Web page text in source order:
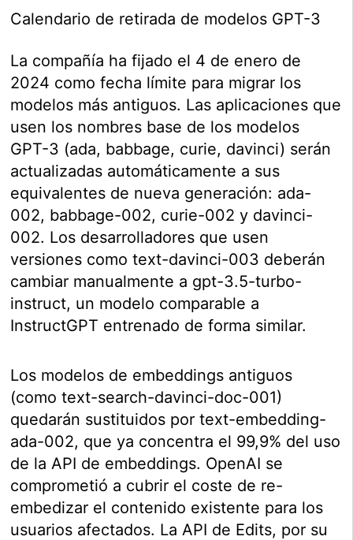
Calendario de retirada de modelos GPT-3
La compañía ha fijado el 4 de enero de
2024 como fecha límite para migrar los
modelos más antiguos. Las aplicaciones que
usen los nombres base de los modelos
GPT-3 (ada, babbage, curie, davinci) serán
actualizadas automáticamente a sus
equivalentes de nueva generación: ada-
002, babbage-002, curie-002 y davinci-
002. Los desarrolladores que usen
versiones como text-davinci-003 deberán
cambiar manualmente a gpt-3.5-turbo-
instruct, un modelo comparable a
InstructGPT entrenado de forma similar.
Los modelos de embeddings antiguos
(como text-search-davinci-doc-001)
quedarán sustituidos por text-embedding-
ada-002, que ya concentra el 99,9% del uso
de la API de embeddings. OpenAI se
comprometió a cubrir el coste de re-
embedizar el contenido existente para los
usuarios afectados. La API de Edits, por su